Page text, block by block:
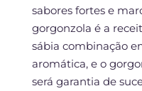
sabores fortes e
gorgonzola é a
sábia combinação
aromática, e o
será garantia de